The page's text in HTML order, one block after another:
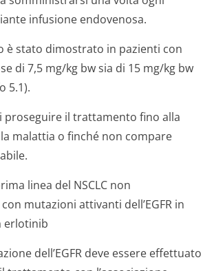
infusione endovenosa.
è stato dimostrato in pazienti con
di 7,5 mg/kg bw sia di 15 mg/kg bw
5.1).
proseguire il trattamento fino alla
malattia o finché non compare
linea del NSCLC non
mutazioni attivanti dell’EGFR in
erlotinib
dell’EGFR deve essere effettuato